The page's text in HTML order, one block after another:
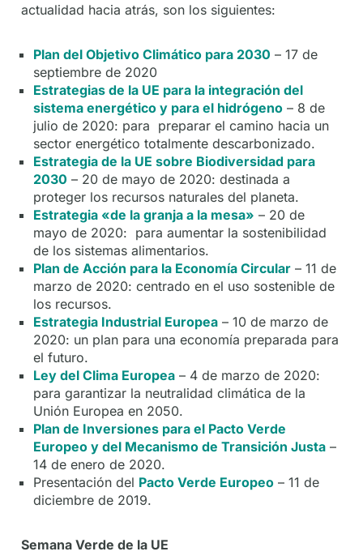
actualidad hacia atrás, son los siguientes:
Plan del Objetivo Climático para 2030 – 17 de
septiembre de 2020
Estrategias de la UE para la integración del
sistema energético y para el hidrógeno – 8 de
julio de 2020: para preparar el camino hacia un
sector energético totalmente descarbonizado.
Estrategia de la UE sobre Biodiversidad para
2030 – 20 de mayo de 2020: destinada a
proteger los recursos naturales del planeta.
Estrategia «de la granja a la mesa» – 20 de
mayo de 2020: para aumentar la sostenibilidad
de los sistemas alimentarios.
Plan de Acción para la Economía Circular – 11 de
marzo de 2020: centrado en el uso sostenible de
los recursos.
Estrategia Industrial Europea – 10 de marzo de
2020: un plan para una economía preparada para
el futuro.
Ley del Clima Europea – 4 de marzo de 2020:
para garantizar la neutralidad climática de la
Unión Europea en 2050.
Plan de Inversiones para el Pacto Verde
Europeo y del Mecanismo de Transición Justa –
14 de enero de 2020.
Presentación del Pacto Verde Europeo – 11 de
diciembre de 2019.
Semana Verde de la UE